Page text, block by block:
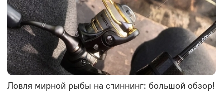
Ловля мирной рыбы на спиннинг: большой обзор!